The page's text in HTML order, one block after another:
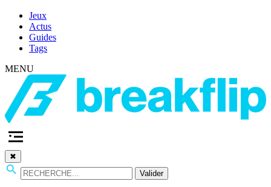
Jeux
Actus
Guides
Tags
MENU
✖
Valider